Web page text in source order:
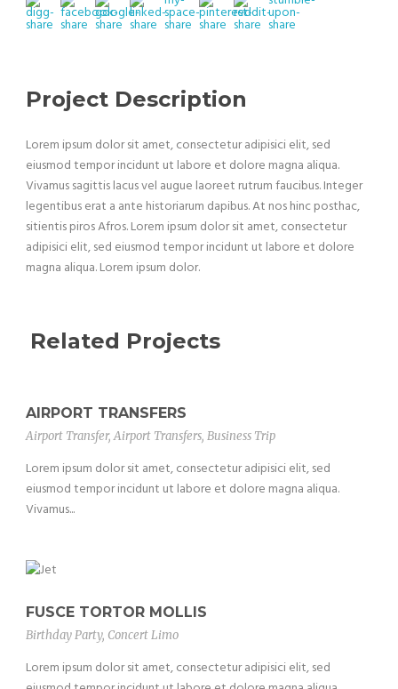
Project Description
Lorem ipsum dolor sit amet, consectetur adipisici elit, sed
eiusmod tempor incidunt ut labore et dolore magna aliqua.
Vivamus sagittis lacus vel augue laoreet rutrum faucibus. Integer
legentibus erat a ante historiarum dapibus. At nos hinc posthac,
sitientis piros Afros. Lorem ipsum dolor sit amet, consectetur
adipisici elit, sed eiusmod tempor incidunt ut labore et dolore
magna aliqua. Lorem ipsum dolor.
Related Projects
AIRPORT TRANSFERS
Airport Transfer, Airport Transfers, Business Trip
Lorem ipsum dolor sit amet, consectetur adipisici elit, sed
eiusmod tempor incidunt ut labore et dolore magna aliqua.
Vivamus...
FUSCE TORTOR MOLLIS
Birthday Party, Concert Limo
Lorem ipsum dolor sit amet, consectetur adipisici elit, sed